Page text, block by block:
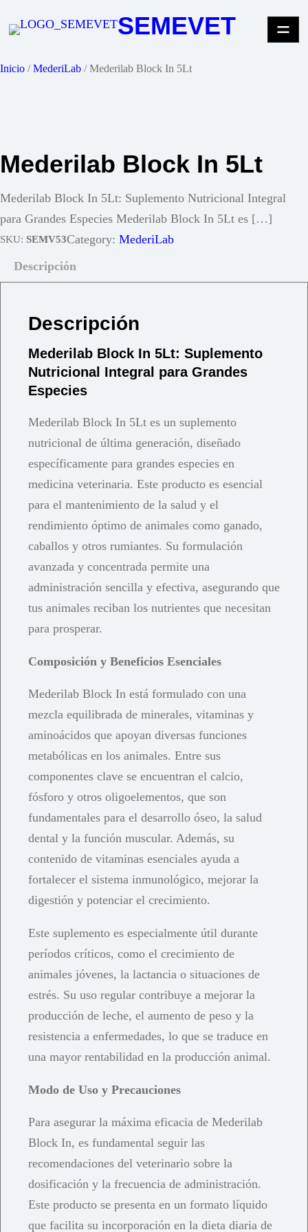
SEMEVET
Inicio /MederiLab / Mederilab Block In 5Lt
Mederilab Block In 5Lt
Mederilab Block In 5Lt: Suplemento Nutricional Integral
para Grandes Especies Mederilab Block In 5Lt es […]
SKU: SEMV53Category: MederiLab
Descripción
Descripción
Mederilab Block In 5Lt: Suplemento
Nutricional Integral para Grandes
Especies
Mederilab Block In 5Lt es un suplemento
nutricional de última generación, diseñado
específicamente para grandes especies en
medicina veterinaria. Este producto es esencial
para el mantenimiento de la salud y el
rendimiento óptimo de animales como ganado,
caballos y otros rumiantes. Su formulación
avanzada y concentrada permite una
administración sencilla y efectiva, asegurando que
tus animales reciban los nutrientes que necesitan
para prosperar.
Composición y Beneficios Esenciales
Mederilab Block In está formulado con una
mezcla equilibrada de minerales, vitaminas y
aminoácidos que apoyan diversas funciones
metabólicas en los animales. Entre sus
componentes clave se encuentran el calcio,
fósforo y otros oligoelementos, que son
fundamentales para el desarrollo óseo, la salud
dental y la función muscular. Además, su
contenido de vitaminas esenciales ayuda a
fortalecer el sistema inmunológico, mejorar la
digestión y potenciar el crecimiento.
Este suplemento es especialmente útil durante
períodos críticos, como el crecimiento de
animales jóvenes, la lactancia o situaciones de
estrés. Su uso regular contribuye a mejorar la
producción de leche, el aumento de peso y la
resistencia a enfermedades, lo que se traduce en
una mayor rentabilidad en la producción animal.
Modo de Uso y Precauciones
Para asegurar la máxima eficacia de Mederilab
Block In, es fundamental seguir las
recomendaciones del veterinario sobre la
dosificación y la frecuencia de administración.
Este producto se presenta en un formato líquido
que facilita su incorporación en la dieta diaria de